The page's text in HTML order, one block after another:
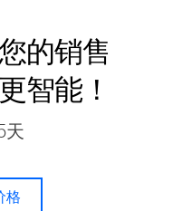
的销售
智能！
天
格